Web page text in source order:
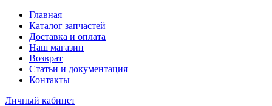
Главная
Каталог запчастей
Доставка и оплата
Наш магазин
Возврат
Статьи и документация
Контакты
Личный кабинет